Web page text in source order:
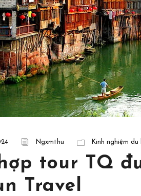
Ngxmthu Kinh nghiệm du
tour TQ
Travel